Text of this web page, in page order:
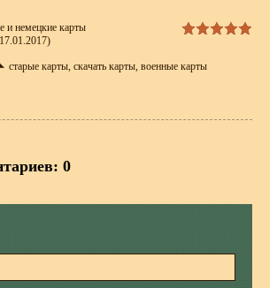
и немецкие карты
старые карты, скачать карты, военные карты
: 0